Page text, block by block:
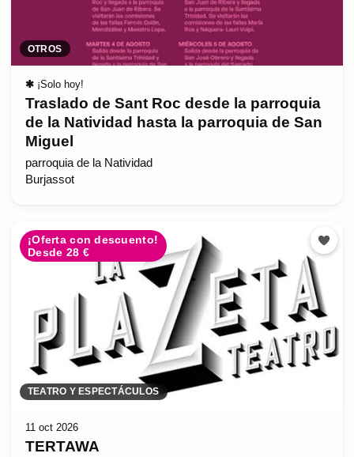
OTROS
✱ ¡Solo hoy!
Traslado de Sant Roc desde la parroquia
de la Natividad hasta la parroquia de San
Miguel
parroquia de la Natividad
Burjassot
¡Oferta con descuento!
Desde 28 €
TEATRO Y ESPECTÁCULOS
11 oct 2026
TERTAWA